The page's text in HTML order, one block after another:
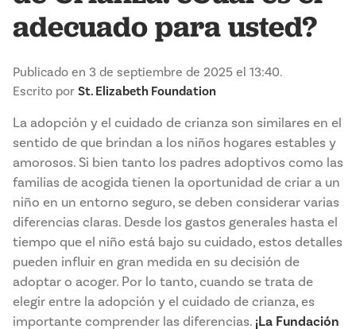
adecuado para usted?
Publicado en 3 de septiembre de 2025 el 13:40.
Escrito por St. Elizabeth Foundation
La adopción y el cuidado de crianza son similares en el
sentido de que brindan a los niños hogares estables y
amorosos. Si bien tanto los padres adoptivos como las
familias de acogida tienen la oportunidad de criar a un
niño en un entorno seguro, se deben considerar varias
diferencias claras. Desde los gastos generales hasta el
tiempo que el niño está bajo su cuidado, estos detalles
pueden influir en gran medida en su decisión de
adoptar o acoger. Por lo tanto, cuando se trata de
elegir entre la adopción y el cuidado de crianza, es
importante comprender las diferencias. ¡La Fundación